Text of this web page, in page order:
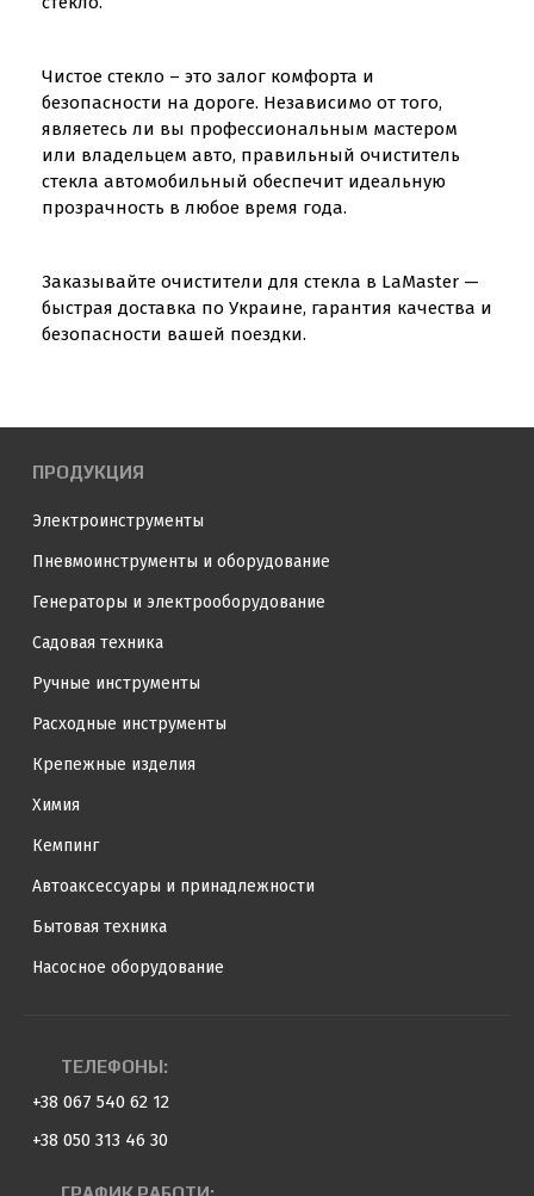
Чистое стекло – это залог комфорта и
безопасности на дороге. Независимо от того,
являетесь ли вы профессиональным мастером
или владельцем авто, правильный очиститель
стекла автомобильный обеспечит идеальную
прозрачность в любое время года.
Заказывайте очистители для стекла в LaMaster —
быстрая доставка по Украине, гарантия качества и
безопасности вашей поездки.
ПРОДУКЦИЯ
Электроинструменты
Пневмоинструменты и оборудование
Генераторы и электрооборудование
Садовая техника
Ручные инструменты
Расходные инструменты
Крепежные изделия
Химия
Кемпинг
Автоаксессуары и принадлежности
Бытовая техника
Насосное оборудование
ТЕЛЕФОНЫ:
+38 067 540 62 12
+38 050 313 46 30